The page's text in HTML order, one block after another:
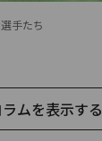
手たち
ムを表示する